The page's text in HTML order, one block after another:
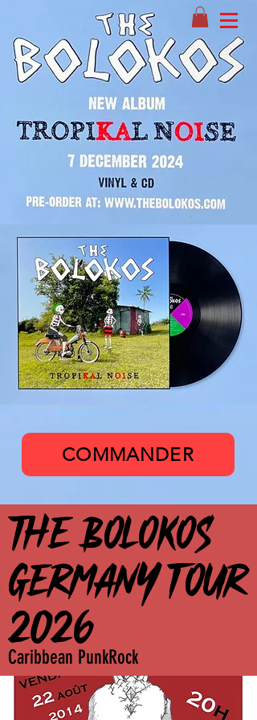
Caribbean PunkRock
The Bolokos
COMMANDER
THE BOLOKOS
GERMANY TOUR
2026
THE BOLOKOS
GERMANY TOUR
2026